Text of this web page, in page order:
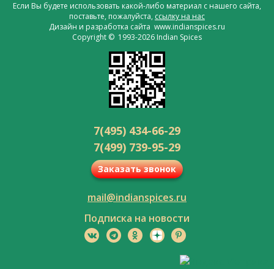
Если Вы будете использовать какой-либо материал с нашего сайта,
поставьте, пожалуйста, ссылку на нас
Дизайн и разработка сайта www.indianspices.ru
Copyright © 1993-2026 Indian Spices
7(495) 434-66-29
7(499) 739-95-29
Заказать звонок
mail@indianspices.ru
Подписка на новости